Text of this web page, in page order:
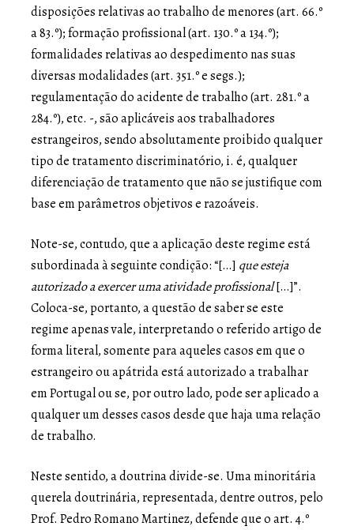
disposições relativas ao trabalho de menores (art. 66.º
a 83.º); formação profissional (art. 130.º a 134.º);
formalidades relativas ao despedimento nas suas
diversas modalidades (art. 351.º e segs.);
regulamentação do acidente de trabalho (art. 281.º a
284.º), etc. -, são aplicáveis aos trabalhadores
estrangeiros, sendo absolutamente proibido qualquer
tipo de tratamento discriminatório, i. é, qualquer
diferenciação de tratamento que não se justifique com
base em parâmetros objetivos e razoáveis.
Note-se, contudo, que a aplicação deste regime está
subordinada à seguinte condição: “[…] que esteja
autorizado a exercer uma atividade profissional[…]”.
Coloca-se, portanto, a questão de saber se este
regime apenas vale, interpretando o referido artigo de
forma literal, somente para aqueles casos em que o
estrangeiro ou apátrida está autorizado a trabalhar
em Portugal ou se, por outro lado, pode ser aplicado a
qualquer um desses casos desde que haja uma relação
de trabalho.
Neste sentido, a doutrina divide-se. Uma minoritária
querela doutrinária, representada, dentre outros, pelo
Prof. Pedro Romano Martinez, defende que o art. 4.º